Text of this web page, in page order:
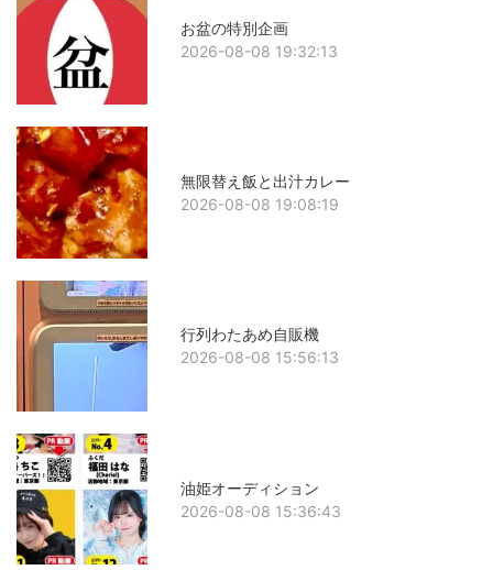
お盆の特別企画
2026-08-08 19:32:13
無限替え飯と出汁カレー
2026-08-08 19:08:19
行列わたあめ自販機
2026-08-08 15:56:13
油姫オーディション
2026-08-08 15:36:43